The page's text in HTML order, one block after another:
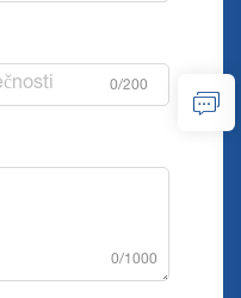
0/200
0/1000